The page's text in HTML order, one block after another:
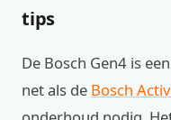
tips
De Bosch Gen4 is
net als de Bosch